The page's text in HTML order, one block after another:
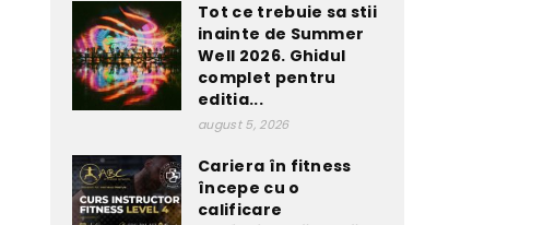
Tot ce trebuie sa stii
inainte de Summer
Well 2026. Ghidul
complet pentru
editia...
august 5, 2026
Cariera în fitness
începe cu o
calificare